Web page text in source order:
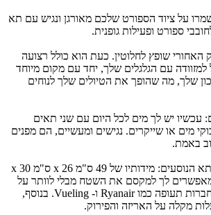
על ציוד הספורט שלכם מאורגן ונגיש עם תא
ספורט ופעילות גופנית.
האחורי שופץ לחלוטין. כעת הוא כולל רצועה
עם הגלגלים שלך, יחד עם מקום מיוחד
שלך, מה שהופך את הטיולים שלך לנוחים
עכשיו יש לך מים לכל היום עם שני תאים
מים או שייקרים. נגישים ומעשיים, הם מפנים
באמת.
📏 קיבולת גדולה וגודל תא הנוסעים: מידותיו של 49 ס"מ x 26 ס"מ x 30
45 ליטר מאפשרים לך למקסם את השטח מבלי לוותר על
נסיעה בתא הנוסעים בחברות תעופה כמו Ryanair ו- Vueling. בנוסף,